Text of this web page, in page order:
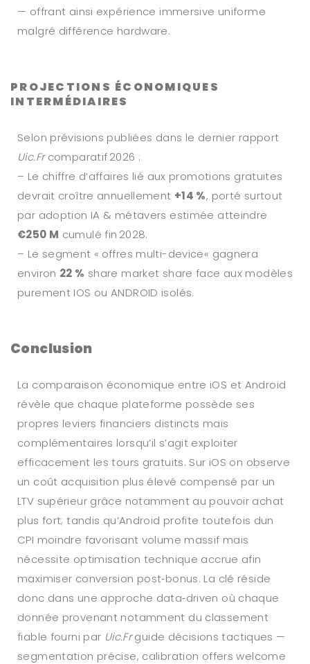
— offrant ainsi expérience immersive uniforme
malgré différence hardware.
PROJECTIONS ÉCONOMIQUES
INTERMÉDIAIRES
Selon prévisions publiées dans le dernier rapport
Uic.Frcomparatif 2026 :
– Le chiffre d’affaires lié aux promotions gratuites
devrait croître annuellement +14 %, porté surtout
par adoption IA & métavers estimée atteindre
€250 M cumulé fin 2028.
– Le segment « offres multi-device« gagnera
environ 22 % share market share face aux modèles
purement IOS ou ANDROID isolés.
Conclusion
La comparaison économique entre iOS et Android
révèle que chaque plateforme possède ses
propres leviers financiers distincts mais
complémentaires lorsqu’il s’agit exploiter
efficacement les tours gratuits. Sur iOS on observe
un coût acquisition plus élevé compensé par un
LTV supérieur grâce notamment au pouvoir achat
plus fort; tandis qu’Android profite toutefois dun
CPI moindre favorisant volume massif mais
nécessite optimisation technique accrue afin
maximiser conversion post‑bonus. La clé réside
donc dans une approche data‑driven où chaque
donnée provenant notamment du classement
fiable fourni par Uic.Frguide décisions tactiques —
segmentation précise, calibration offers welcome